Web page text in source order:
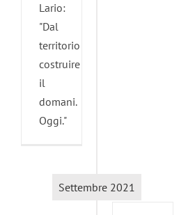
Lario:
"Dal
territorio
costruire
il
domani.
Oggi."
Settembre 2021
Uilm
e